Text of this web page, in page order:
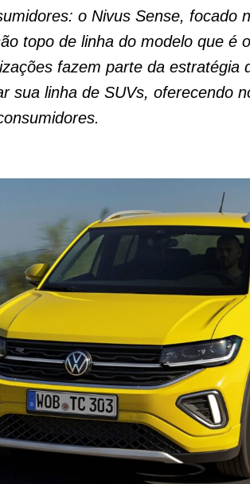
o Nivus Sense, focado
topo de linha do modelo que é
fazem parte da estratégia
sua linha de SUVs, oferecendo